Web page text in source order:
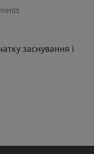
заснування і